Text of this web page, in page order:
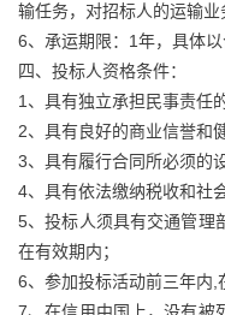
输任务，对招标人的运输业
6、承运期限：1年，具体以
四、投标人资格条件：
1、具有独立承担民事责任
2、具有良好的商业信誉和
3、具有履行合同所必须的
4、具有依法缴纳税收和社
5、投标人须具有交通管理
在有效期内；
6、参加投标活动前三年内,